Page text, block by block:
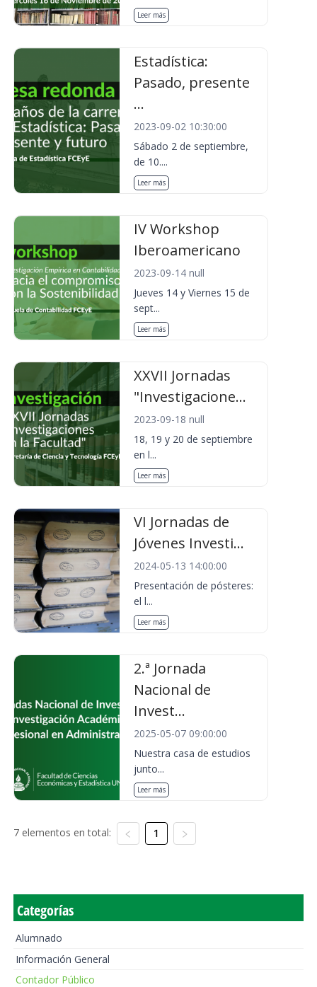
Leer más
Estadística:
Pasado, presente
...
2023-09-02 10:30:00
Sábado 2 de septiembre,
de 10....
Leer más
IV Workshop
Iberoamericano
2023-09-14 null
Jueves 14 y Viernes 15 de
sept...
Leer más
XXVII Jornadas
"Investigacione...
2023-09-18 null
18, 19 y 20 de septiembre
en l...
Leer más
VI Jornadas de
Jóvenes Investi...
2024-05-13 14:00:00
Presentación de pósteres:
el l...
Leer más
2.ª Jornada
Nacional de
Invest...
2025-05-07 09:00:00
Nuestra casa de estudios
junto...
Leer más
7 elementos en total: 1
Categorías
Alumnado
Información General
Contador Público